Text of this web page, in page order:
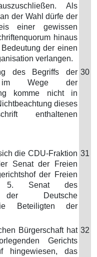
Als
der Wahl dürfe der
einer gewissen
hinaus
der einen
verlangen.
des Begriffs der
im Wege der
komme nicht in
dieses
enthaltenen
30
die CDU-Fraktion
Senat der Freien
der Freien
5. Senat des
der Deutsche
Beteiligten der
31
Bürgerschaft hat
Gerichts
hingewiesen, das
32